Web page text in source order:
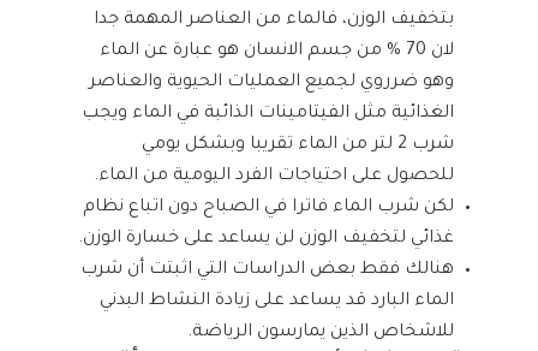
بتخفيف الوزن، فالماء من العناصر المهمة جدا
لان 70 % من جسم الانسان هو عبارة عن الماء
وهو ضرروي لجميع العمليات الحيوية والعناصر
الغذائية مثل الفيتامينات الذائبة في الماء ويجب
شرب 2 لتر من الماء تقريبا وبشكل يومي
للحصول على احتياجات الفرد اليومية من الماء.
لكن شرب الماء فاترا في الصباح دون اتباع نظام
غذائي لتخفيف الوزن لن يساعد على خسارة الوزن.
هنالك فقط بعض الدراسات التي اثبتت أن شرب
الماء البارد قد يساعد على زيادة النشاط البدني
للاشخاص الذين يمارسون الرياضة.